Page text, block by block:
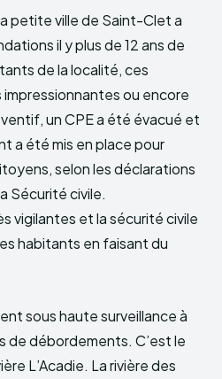
petite ville de Saint-Clet a
il y plus de 12 ans de
de la localité, ces
ou encore
un CPE a été évacué et
a été mis en place pour
selon les déclarations
Sécurité civile.
vigilantes et la sécurité civile
habitants en faisant du
sous haute surveillance à
de débordements. C’est le
L’Acadie. La rivière des